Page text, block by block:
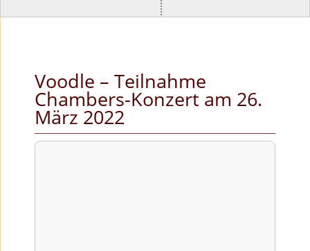
Voodle – Teilnahme
Chambers-Konzert am 26.
März 2022